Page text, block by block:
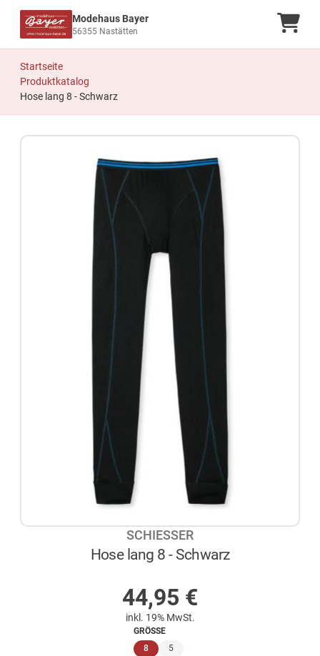
Modehaus Bayer
56355 Nastätten
Startseite
Produktkatalog
Hose lang 8 - Schwarz
SCHIESSER
Hose lang 8 - Schwarz
44,95 €
inkl. 19% MwSt.
GRÖSSE
8(ausgewählt)
5